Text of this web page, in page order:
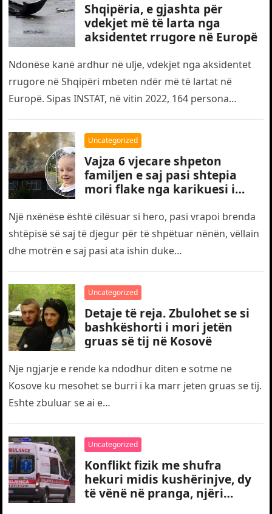
Shqipëria, e gjashta për
vdekjet më të larta nga
aksidentet rrugore në Europë
Ndonëse kanë ardhur në ulje, vdekjet nga aksidentet
rrugore në Shqipëri mbeten ndër më të lartat në
Europë. Sipas INSTAT, në vitin 2022, 164 persona
Uncategorized
Vajza 6 vjecare shpeton
familjen e saj pasi shtepia
mori flake nga karikuesi i
Një nxënëse është cilësuar si hero, pasi vrapoi brenda
shtëpisë së saj të djegur për të shpëtuar nënën, vëllain
dhe motrën e saj pasi ata ishin duke…
Uncategorized
Detaje të reja. Zbulohet se si
bashkëshorti i mori jetën
gruas së tij në Kosovë
Nje ngjarje e rende ka ndodhur diten e sotme ne
Kosove ku mesohet se burri i ka marr jeten gruas se tij.
Eshte zbuluar se ai e…
Uncategorized
Konflikt fizik me shufra
hekuri midis kushërinjve, dy
të vënë në pranga, njëri